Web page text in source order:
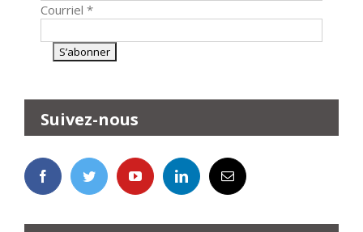
Courriel *
Suivez-nous